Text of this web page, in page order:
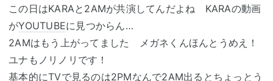
この日はKARAと2AMが共演してんだよね KARAの動画
がYOUTUBEに見つからん…
2AMはもう上がってました メガネくんほんとうめえ！
ユナもノリノリです！
基本的にTVで見るのは2PMなんで2AM出るとちょっとう